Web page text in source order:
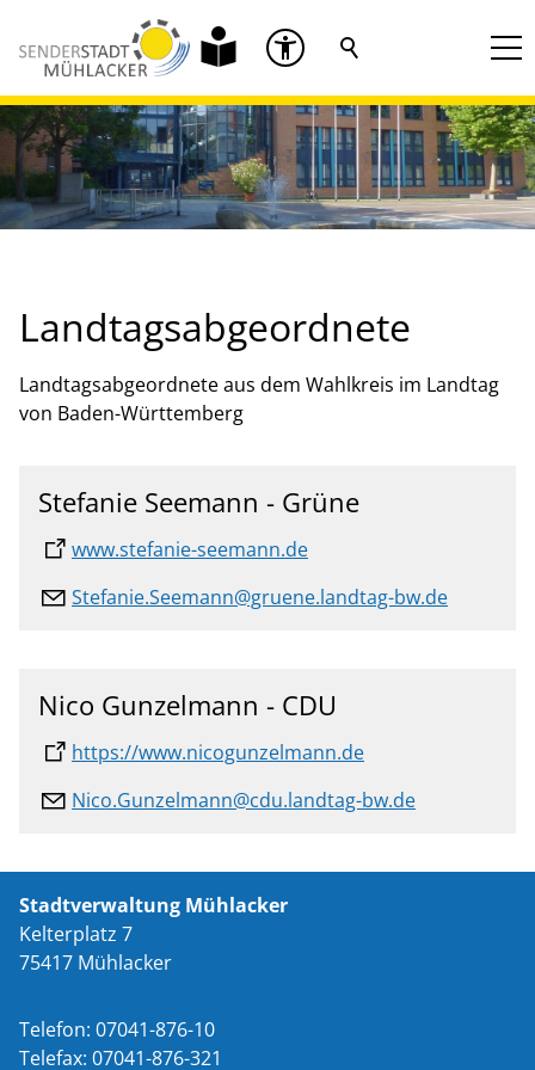
Landtagsabgeordnete
Landtagsabgeordnete aus dem Wahlkreis im Landtag
von Baden-Württemberg
Stefanie Seemann - Grüne
www.stefanie-seemann.de
Stefanie.Seemann@gruene.landtag-bw.de
Nico Gunzelmann - CDU
https://www.nicogunzelmann.de
Nico.Gunzelmann@cdu.landtag-bw.de
Stadtverwaltung Mühlacker
Kelterplatz 7
75417 Mühlacker
Telefon: 07041-876-10
Telefax: 07041-876-321